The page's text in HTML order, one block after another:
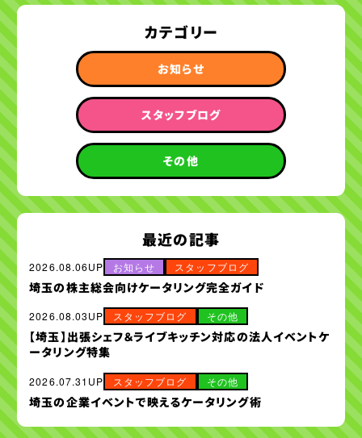
カテゴリー
お知らせ
スタッフブログ
その他
最近の記事
2026.08.06UP お知らせ スタッフブログ
埼玉の株主総会向けケータリング完全ガイド
2026.08.03UP スタッフブログ その他
【埼玉】出張シェフ＆ライブキッチン対応の法人イベントケ
ータリング特集
2026.07.31UP スタッフブログ その他
埼玉の企業イベントで映えるケータリング術